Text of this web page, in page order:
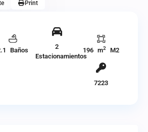
Print
Baños
2
Estacionamientos
196 m2M2
7223